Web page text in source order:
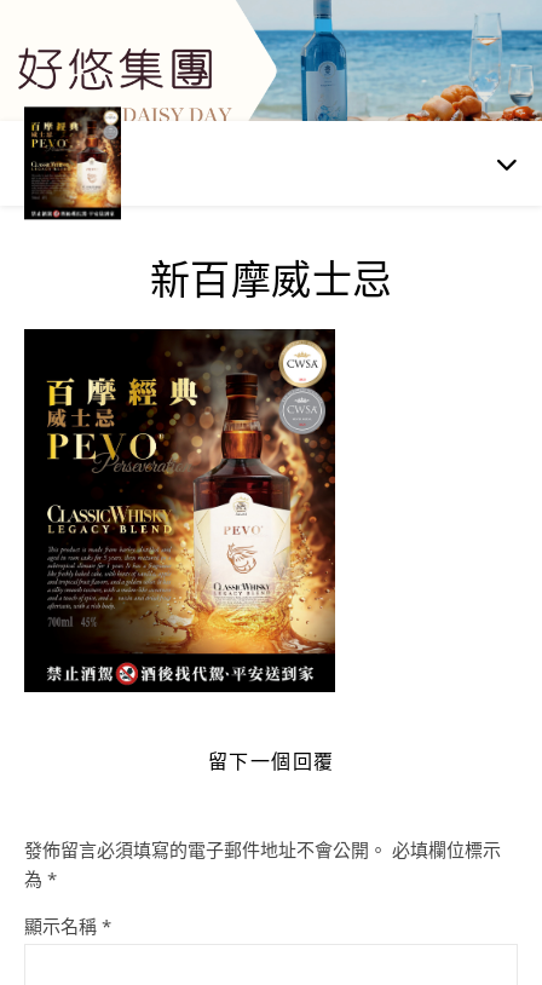
新百摩威士忌
留下一個回覆
發佈留言必須填寫的電子郵件地址不會公開。 必填欄位標示
為 *
顯示名稱 *